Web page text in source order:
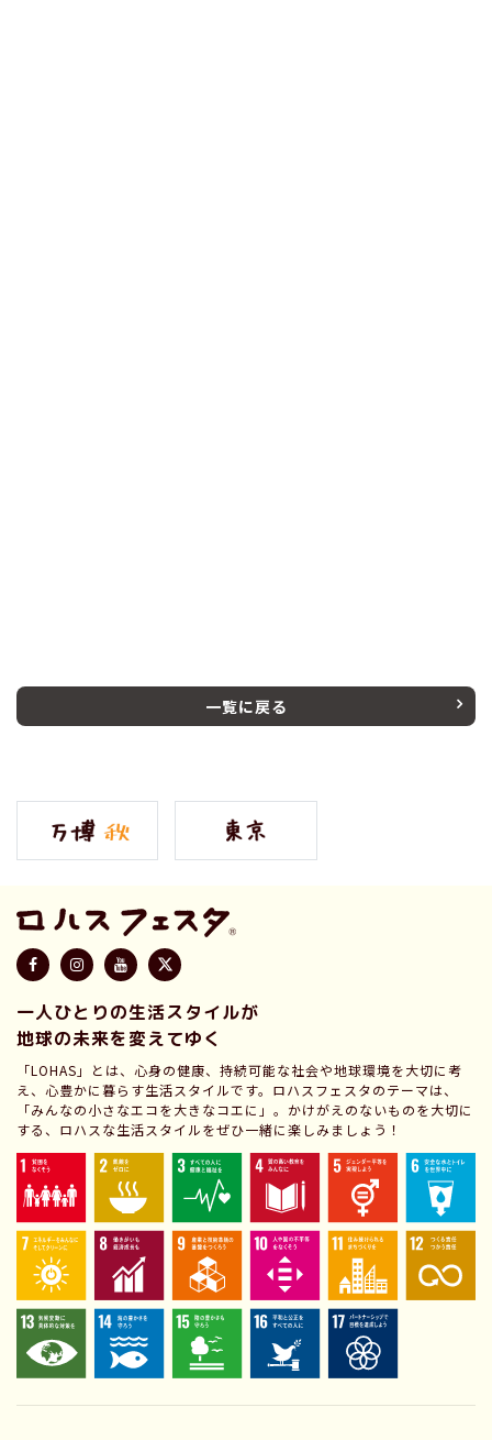
一覧に戻る
一人ひとりの生活スタイルが
地球の未来を変えてゆく
「LOHAS」とは、心身の健康、持続可能な社会や地球環境を大切に考
え、心豊かに暮らす生活スタイルです。ロハスフェスタのテーマは、
「みんなの小さなエコを大きなコエに」。かけがえのないものを大切に
する、ロハスな生活スタイルをぜひ一緒に楽しみましょう！